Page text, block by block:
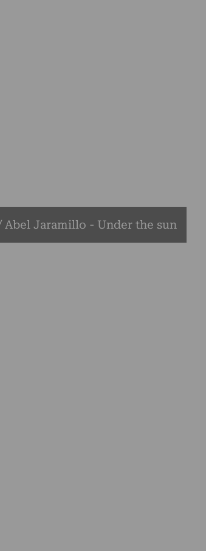
Abel Jaramillo - Under the sun